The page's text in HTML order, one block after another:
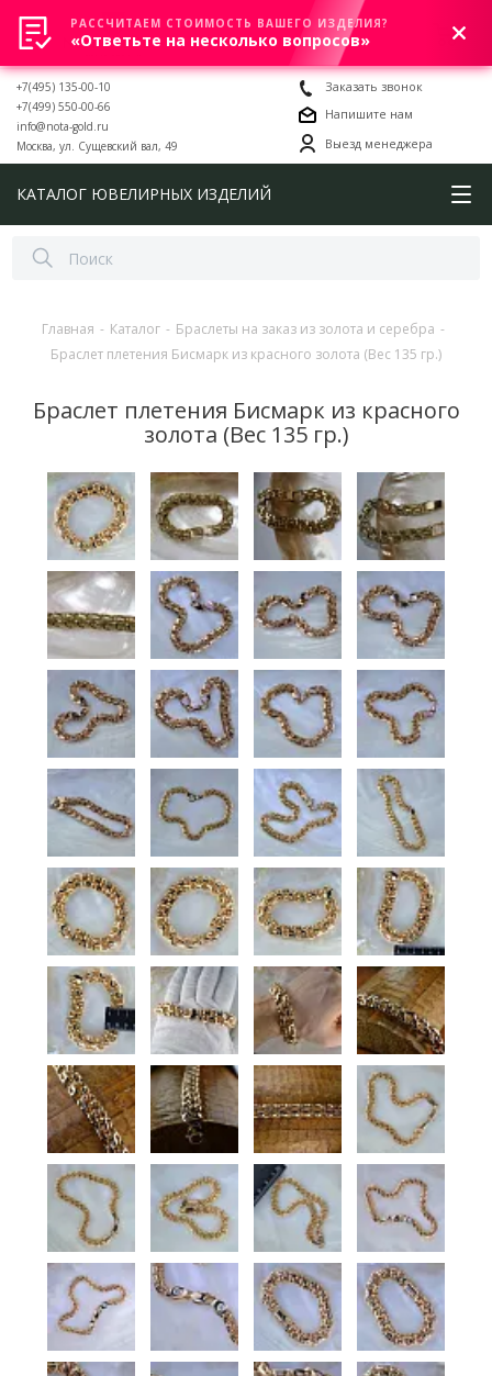
0
+7(495) 135-00-10
+7(499) 550-00-66
info@nota-gold.ru
Москва, ул. Сущевский вал, 49
Заказать звонок
Напишите нам
Выезд менеджера
КАТАЛОГ ЮВЕЛИРНЫХ ИЗДЕЛИЙ
Главная - Каталог - Браслеты на заказ из золота и серебра -
Браслет плетения Бисмарк из красного золота (Вес 135 гр.)
Браслет плетения Бисмарк из красного
золота (Вес 135 гр.)
РАССЧИТАЕМ СТОИМОСТЬ ВАШЕГО ИЗДЕЛИЯ?
«Ответьте на несколько вопросов»